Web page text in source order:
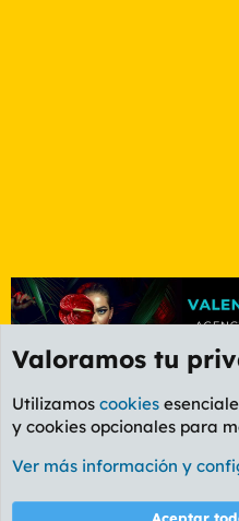
Foro General
Cookies
PL OLDSTYLE
Valoramos tu
Utilizamos cookies
y cookies opcionales para
Ver más información y
Aceptar